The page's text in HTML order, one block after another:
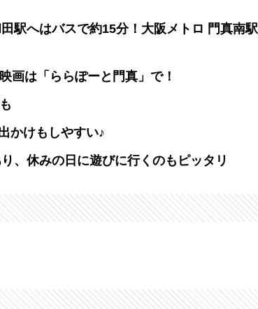
駅へはバスで約15分！大阪メトロ 門真南駅
画は「ららぽーと⾨真」で！
かけもしやすい♪
、休みの⽇に遊びに⾏くのもピッタリ